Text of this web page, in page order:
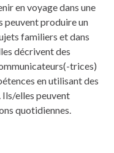
en voyage dans une
peuvent produire un
familiers et dans
décrivent des
trices)
en utilisant des
Ils/elles peuvent
quotidiennes.